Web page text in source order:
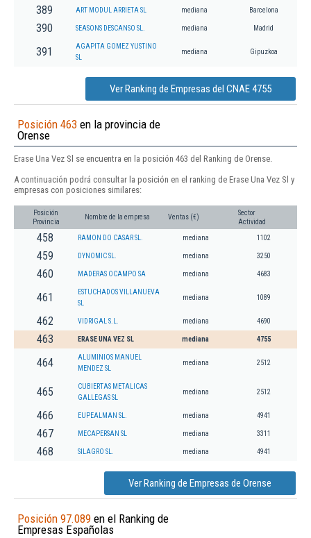
389 ART MODUL ARRIETA SL mediana Barcelona
390 SEASONS DESCANSO SL. mediana Madrid
391
AGAPITA GOMEZ YUSTINO
SL
mediana Gipuzkoa
Ver Ranking de Empresas del CNAE 4755
Posición 463 en la provincia de
Orense
Erase Una Vez Sl se encuentra en la posición 463 del Ranking de Orense.
A continuación podrá consultar la posición en el ranking de Erase Una Vez Sl y
empresas con posiciones similares:
Posición
Provincia
Nombre de la empresa Ventas (€)
Sector
Actividad
458 RAMON DO CASAR SL. mediana 1102
459 DYNOMIC SL. mediana 3250
460 MADERAS OCAMPO SA mediana 4683
461
ESTUCHADOS VILLANUEVA
SL
mediana 1089
462 VIDRIGAL S.L. mediana 4690
463 ERASE UNA VEZ SL mediana 4755
464
ALUMINIOS MANUEL
MENDEZ SL
mediana 2512
465
CUBIERTAS METALICAS
GALLEGAS SL
mediana 2512
466 EUPEALMAN SL. mediana 4941
467 MECAPERSAN SL mediana 3311
468 SILAGRO SL. mediana 4941
Ver Ranking de Empresas de Orense
Posición 97.089 en el Ranking de
Empresas Españolas